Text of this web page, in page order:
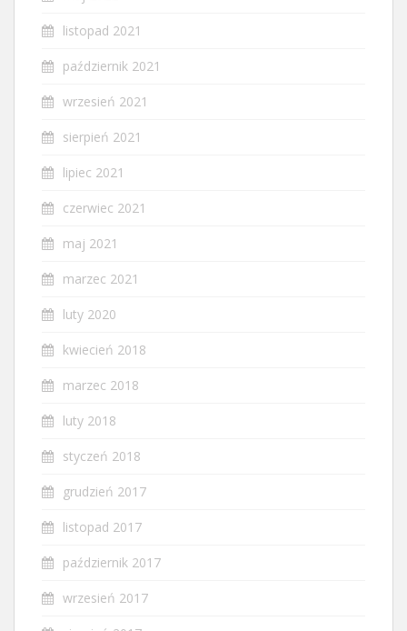
listopad 2021
październik 2021
wrzesień 2021
sierpień 2021
lipiec 2021
czerwiec 2021
maj 2021
marzec 2021
luty 2020
kwiecień 2018
marzec 2018
luty 2018
styczeń 2018
grudzień 2017
listopad 2017
październik 2017
wrzesień 2017